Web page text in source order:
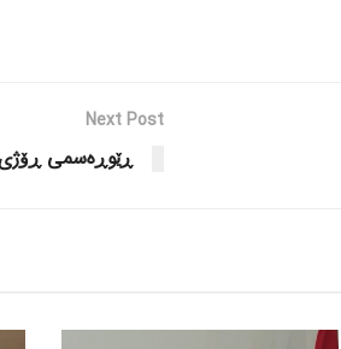
Next Post
ڕێوڕەسمی